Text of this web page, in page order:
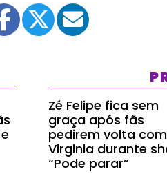
Zé Felipe fica sem
graça após fãs
pedirem volta com
Virginia durante
“Pode parar”